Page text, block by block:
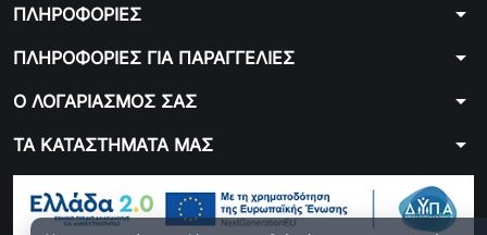
ΠΛΗΡΟΦΟΡΙΕΣ arrow_drop_down
ΠΛΗΡΟΦΟΡΙΕΣ ΓΙΑ ΠΑΡΑΓΓΕΛΙΕΣ arrow_drop_down
Ο ΛΟΓΑΡΙΑΣΜΟΣ ΣΑΣ arrow_drop_down
ΤΑ ΚΑΤΑΣΤΗΜΑΤΑ ΜΑΣ arrow_drop_down